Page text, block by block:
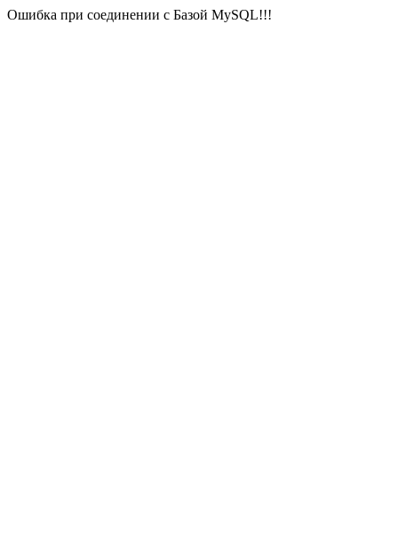
Ошибка при соединении с Базой MySQL!!!